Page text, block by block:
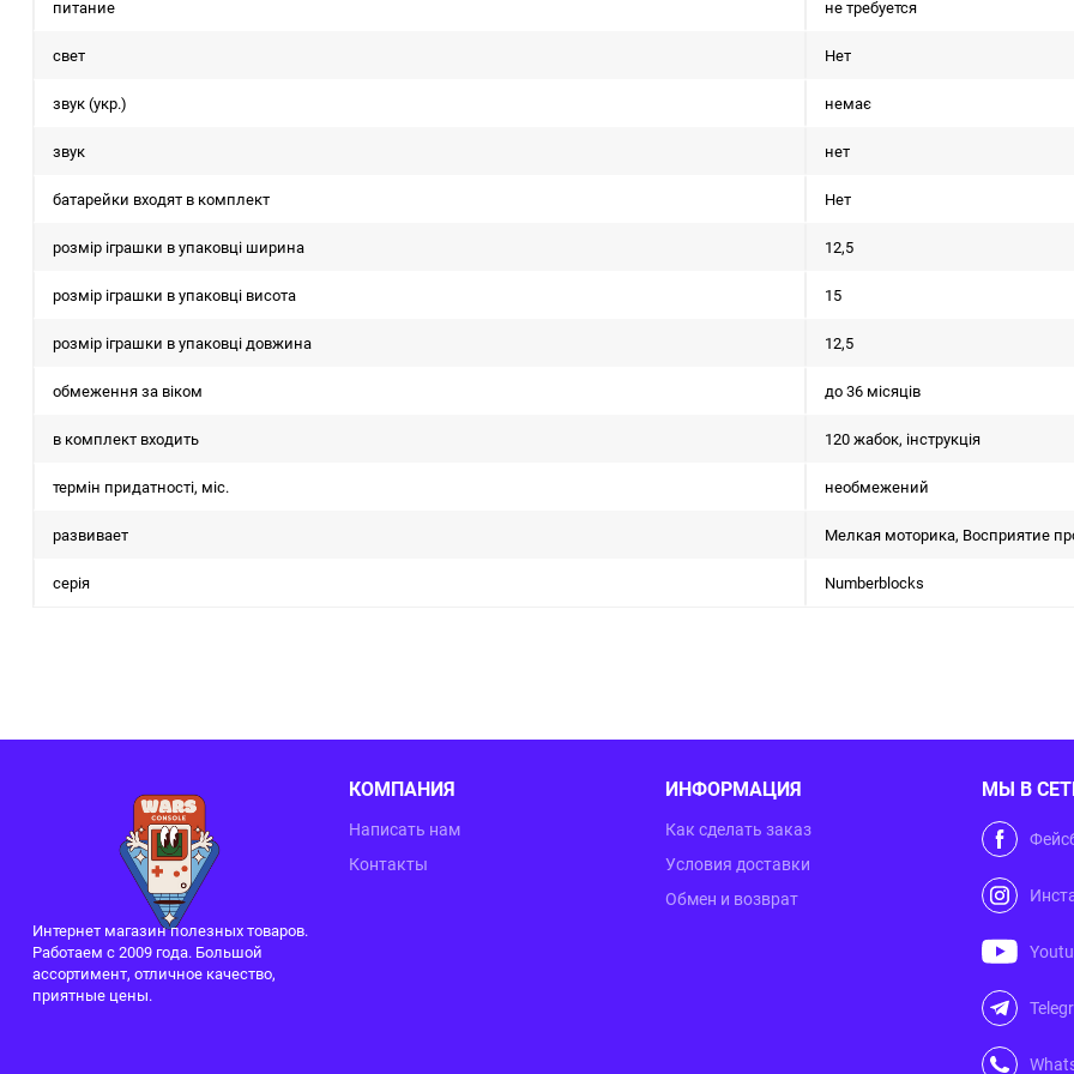
питание не требуется
свет Нет
звук (укр.) немає
звук нет
батарейки входят в комплект Нет
розмір іграшки в упаковці ширина 12,5
розмір іграшки в упаковці висота 15
розмір іграшки в упаковці довжина 12,5
обмеження за віком до 36 місяців
в комплект входить 120 жабок, інструкція
термін придатності, міс. необмежений
развивает Мелкая моторика, Восприятие
серія Numberblocks
Интернет магазин полезных товаров.
Работаем с 2009 года. Большой
ассортимент, отличное качество,
приятные цены.
КОМПАНИЯ
Написать нам
Контакты
ИНФОРМАЦИЯ
Как сделать заказ
Условия доставки
Обмен и возврат
МЫ В